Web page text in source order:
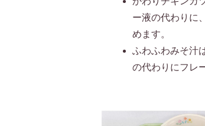
ー液の代わりに
めます。
ふわふわみそ汁
の代わりにフレ